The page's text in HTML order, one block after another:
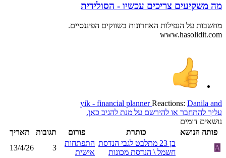
מה משקיעים צריכים עכשיו - הסולידית
מחשבות על הנפילות האחרונות בשווקים הפיננסיים.
www.hasolidit.com
Reactions: Danila and
yik - financial planner
עליך להתחבר או להירשם על מנת להגיב כאן.
נושאים דומים
פותח הנושא
כותרת פורום תגובות
תאריך
A
בן 23 מתלבט לגבי הנדסת
חשמל \ הנדסת מכונות
התפתחות
אישית
3
13/4/26